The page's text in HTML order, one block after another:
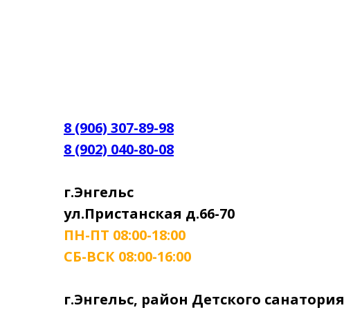
8 (906) 307-89-98
8 (902) 040-80-08
г.Энгельс
ул.Пристанская д.66-70
ПН-ПТ 08:00-18:00
СБ-ВСК 08:00-16:00
г.Энгельс, район Детского санатория